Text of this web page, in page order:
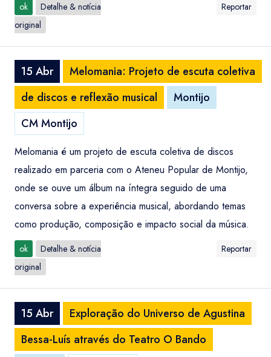
ok
Detalhe & notícia
original
Reportar
15 Abr
Melomania: Projeto de escuta coletiva
de discos e reflexão musical
Montijo
CM Montijo
Melomania é um projeto de escuta coletiva de discos
realizado em parceria com o Ateneu Popular de Montijo,
onde se ouve um álbum na íntegra seguido de uma
conversa sobre a experiência musical, abordando temas
como produção, composição e impacto social da música.
ok
Detalhe & notícia
original
Reportar
15 Abr
Exploração do Universo de Agustina
Bessa-Luís através do Teatro O Bando